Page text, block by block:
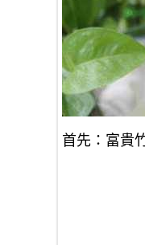
首先：富貴